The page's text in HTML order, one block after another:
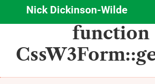
Aller
contenu
principal
Nick Dickinson-Wilde
function